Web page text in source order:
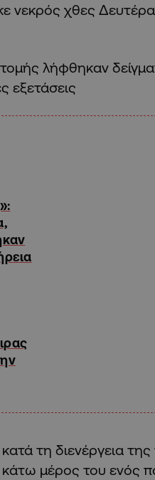
νεκρός χθες
λήφθηκαν
εξετάσεις
τη διενέργεια της
κάτω μέρος του ενός